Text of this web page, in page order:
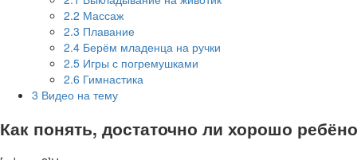
2.2 Массаж
2.3 Плавание
2.4 Берём младенца на ручки
2.5 Игры с погремушками
2.6 Гимнастика
3 Видео на тему
Как понять, достаточно ли хорошо